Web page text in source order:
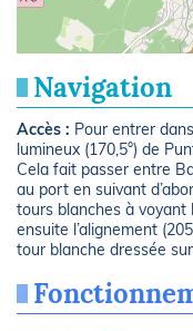
Navigation
Accès : Pour entrer
lumineux (170,5°) de
Cela fait passer entre
au port en suivant
tours blanches à voyant
ensuite l’alignement
tour blanche dressée